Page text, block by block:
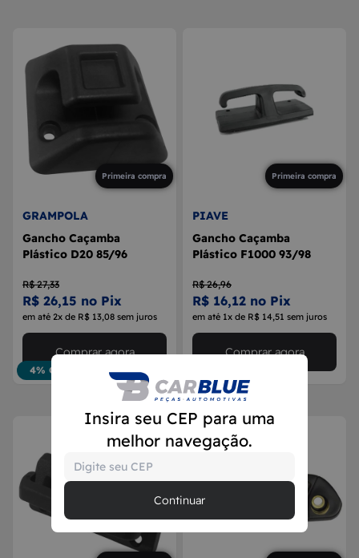
Insira seu CEP para uma
melhor navegação.
Continuar
Primeira compra
GRAMPOLA
Gancho Caçamba
Plástico D20 85/96
R$ 27,33
R$ 26,15 no Pix
em até 2x de R$ 13,08 sem juros
4% OFF
Comprar agora
Primeira compra
PIAVE
Gancho Caçamba
Plástico F1000 93/98
R$ 26,96
R$ 16,12 no Pix
em até 1x de R$ 14,51 sem juros
Comprar agora